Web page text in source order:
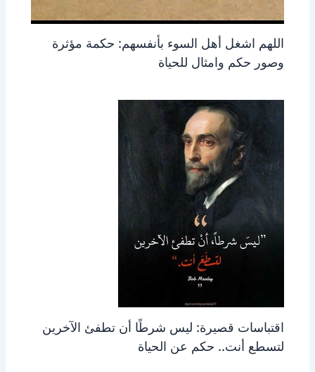
اللهم اشغل أهل السوء بأنفسهم: حكمة مؤثرة
وصور حكم وامثال للحياة
اقتباسات قصيرة: ليس شرطًا أن تطفئ الآخرين
لتسطع أنت.. حكم عن الحياة